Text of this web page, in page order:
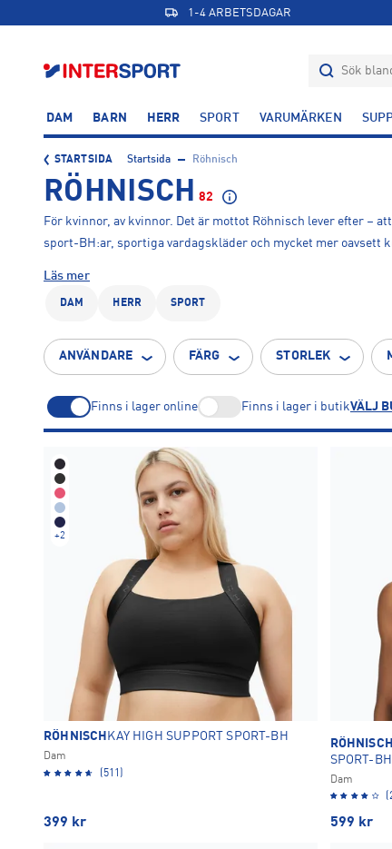
1-4 ARBETSDAGAR
DAM BARN HERR SPORT VARUMÄRKEN
STARTSIDA Startsida Röhnisch
RÖHNISCH 82
För kvinnor, av kvinnor. Det är mottot Röhnisch lever efter –
sport-BH:ar, sportiga vardagskläder och mycket mer oavsett
Läs mer
DAM HERR SPORT
ANVÄNDARE FÄRG
Gul
5
TA BORT ALLA OK
STORLEK
XS
39
S
37
M
Finns i lager online Finns i lager i butikVÄLJ
+2
RÖHNISCH KAY HIGH SUPPORT SPORT-BH
Dam
(511)
399 kr
RÖHNISCH
SPORT-BH
Dam
599 kr